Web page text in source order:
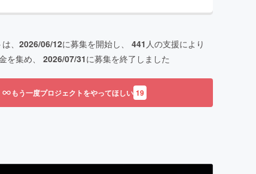
、 2026/06/12に募集を開始し、 441 人の支援により
を集め、 2026/07/31に募集を終了しました
もう一度プロジェクトをやってほしい 19